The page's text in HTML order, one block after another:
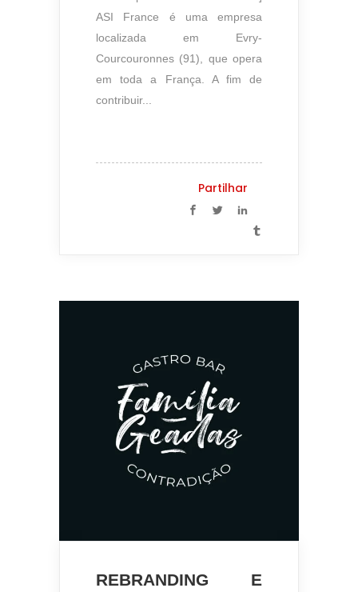
ASI France é uma empresa
localizada em Evry-
Courcouronnes (91), que opera
em toda a França. A fim de
contribuir...
Partilhar
REBRANDING E